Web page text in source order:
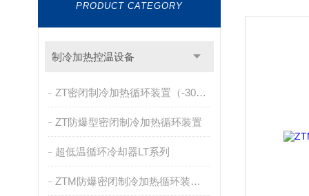
PRODUCT CATEGORY
制冷加热控温设备
ZT密闭制冷加热循环装置（-30~200℃）
ZT防爆型密闭制冷加热循环装置
超低温循环冷却器LT系列
ZTM防爆密闭制冷加热循环装置（-40~200℃）